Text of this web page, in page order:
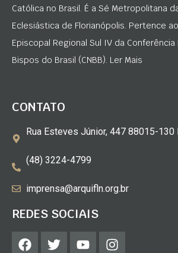
Católica no Brasil. É a Sé Metropolitana
Eclesiástica de Florianópolis. Pertence
Episcopal Regional Sul IV da Conferência
Bispos do Brasil (CNBB). Ler Mais
CONTATO
Rua Esteves Júnior, 447 88015-
(48) 3224-4799
imprensa@arquifln.org.br
REDES SOCIAIS